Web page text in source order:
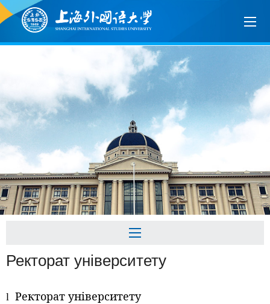
Ректорат університету
l Ректорат університету